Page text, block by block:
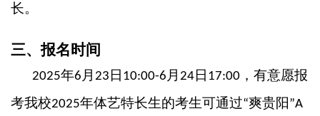
长。
三、报名时间
2025年6 月 23 日 10:00-6 月 24日 17:00，有意愿报
考我校2025年体艺特长生的考生可通过“爽贵阳 ”A